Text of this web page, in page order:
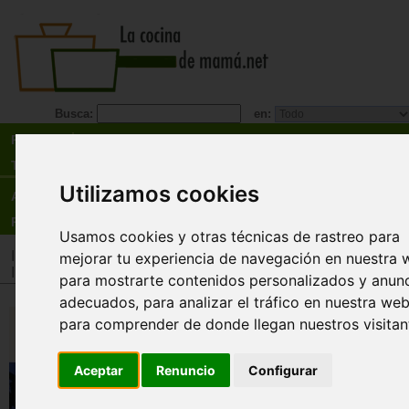
Utilizamos cookies
Usamos cookies y otras técnicas de rastreo para
mejorar tu experiencia de navegación en nuestra
para mostrarte contenidos personalizados y
adecuados, para analizar el tráfico en nuestra
para comprender de donde llegan nuestros
Aceptar Renuncio Configurar
Busca: en:
Recetas
Tienda
Actualidad
Registro
>Tienda>Libros>Menú >Recetarios general
Tienda Libros Regional Otras regiones
Cataluña. Una aventura
José Pizarro
En Cataluña, una aventura gastronómica, José